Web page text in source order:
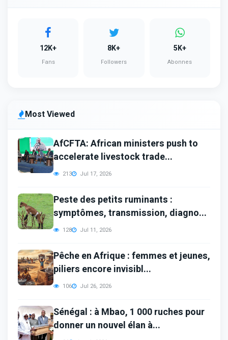
12K+
Fans
8K+
Followers
5K+
Abonnes
Most Viewed
AfCFTA: African ministers push to
accelerate livestock trade...
213 Jul 17, 2026
Peste des petits ruminants :
symptômes, transmission, diagno...
128 Jul 11, 2026
Pêche en Afrique : femmes et jeunes,
piliers encore invisibl...
106 Jul 26, 2026
Sénégal : à Mbao, 1 000 ruches pour
donner un nouvel élan à...